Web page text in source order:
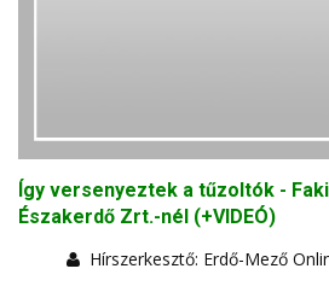
Így versenyeztek a tűzoltók -
Északerdő Zrt.-nél (+VIDEÓ)
Hírszerkesztő: Erdő-Mező